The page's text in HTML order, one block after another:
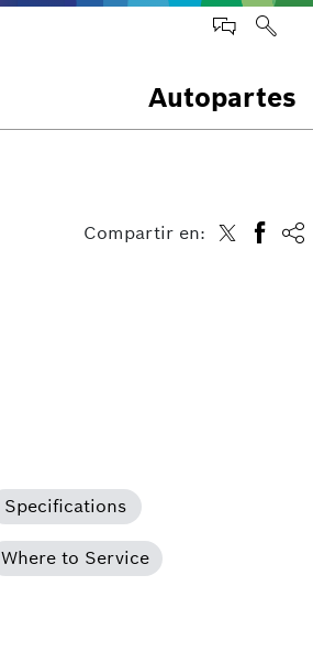
Autopartes
Compartir en:
Specifications
Where to Service